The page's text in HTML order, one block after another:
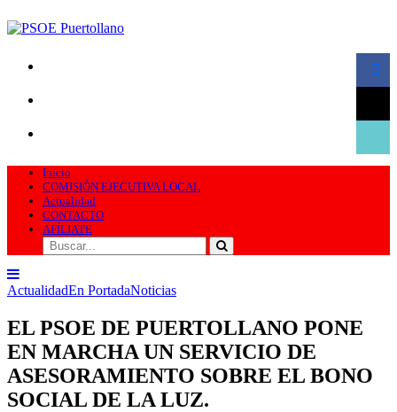
to
x
tiktok
Inicio
COMISIÓN EJECUTIVA LOCAL
Actualidad
CONTACTO
AFÍLIATE
Categories
ActualidadEn PortadaNoticias
EL PSOE DE PUERTOLLANO PONE
EN MARCHA UN SERVICIO DE
ASESORAMIENTO SOBRE EL BONO
SOCIAL DE LA LUZ.